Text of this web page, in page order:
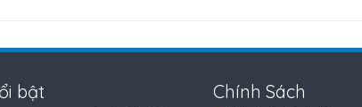
bật Chính Sách